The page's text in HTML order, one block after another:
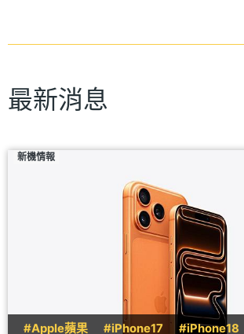
最新消息
新機情報
#Apple蘋果 #iPhone17 #iPhone18